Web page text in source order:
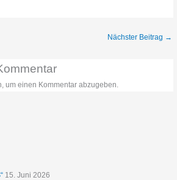
Nächster Beitrag →
um einen Kommentar abzugeben.
15. Juni 2026